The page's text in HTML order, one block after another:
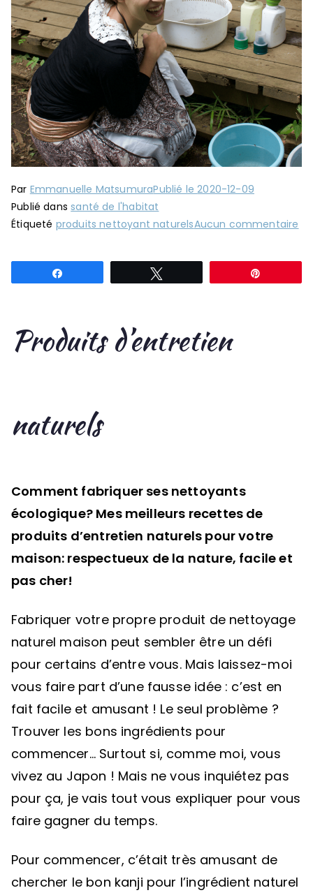
Par Emmanuelle MatsumuraPublié le2020-12-09
Publié danssanté de l'habitat
Étiqueté produits nettoyant naturelsAucun commentaire
Produits d’entretien
naturels
Comment fabriquer ses nettoyants
écologique? Mes meilleurs recettes de
produits d’entretien naturels pour votre
maison: respectueux de la nature, facile et
pas cher!
Fabriquer votre propre produit de nettoyage
naturel maison peut sembler être un défi
pour certains d’entre vous. Mais laissez-moi
vous faire part d’une fausse idée : c’est en
fait facile et amusant ! Le seul problème ?
Trouver les bons ingrédients pour
commencer… Surtout si, comme moi, vous
vivez au Japon ! Mais ne vous inquiétez pas
pour ça, je vais tout vous expliquer pour vous
faire gagner du temps.
Pour commencer, c’était très amusant de
chercher le bon kanji pour l’ingrédient naturel